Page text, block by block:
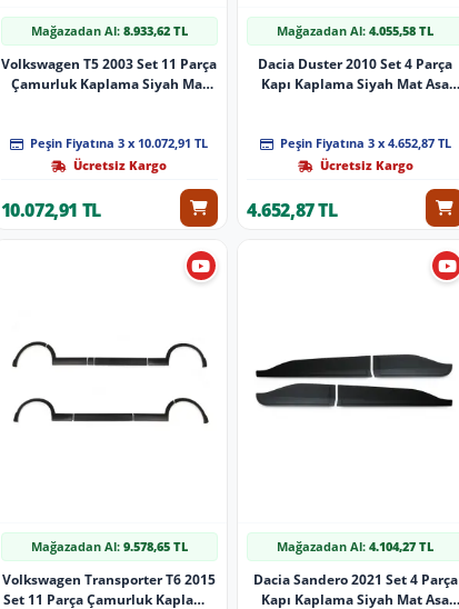
Mağazadan Al: 8.933,62 TL
Volkswagen T5 2003 Set 11 Parça
Çamurluk Kaplama Siyah Mat
Peşin Fiyatına 3 x 10.072,91 TL
Ücretsiz Kargo
10.072,91 TL
Mağazadan Al:4.055,58 TL
Dacia Duster 2010 Set 4 Parça
Kapı Kaplama Siyah Mat Asa
Peşin Fiyatına 3 x 4.652,87 TL
Ücretsiz Kargo
4.652,87 TL
Mağazadan Al: 9.578,65 TL
Volkswagen Transporter T6 2015
Set 11 Parça Çamurluk Kaplama
Mağazadan Al:4.104,27 TL
Dacia Sandero 2021 Set 4 Parça
Kapı Kaplama Siyah Mat Asa